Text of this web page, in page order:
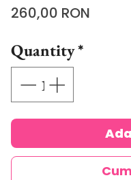
260,00 RON
Quantity*